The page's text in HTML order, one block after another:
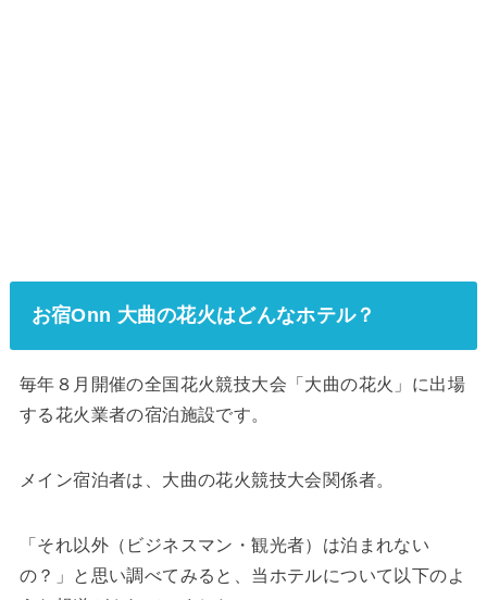
お宿Onn 大曲の花火はどんなホテル？
毎年８月開催の全国花火競技大会「大曲の花火」に出場
する花火業者の宿泊施設です。
メイン宿泊者は、大曲の花火競技大会関係者。
「それ以外（ビジネスマン・観光者）は泊まれない
の？」と思い調べてみると、当ホテルについて以下のよ